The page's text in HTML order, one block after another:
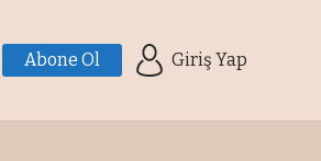
Abone Ol Giriş Yap